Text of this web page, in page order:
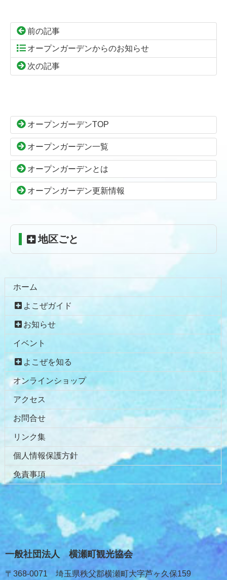
前の記事
オープンガーデンからのお知らせ
次の記事
ン
本
文
先
へ
る
の
頭
へ
る
オープンガーデンTOP
オープンガーデン一覧
オープンガーデンとは
オープンガーデン更新情報
地区ごと
ホーム
よこぜガイド
お知らせ
イベント
よこぜを知る
オンラインショップ
アクセス
お問合せ
リンク集
個人情報保護方針
免責事項
一般社団法人 横瀬町観光協会
〒368-0071 埼玉県秩父郡横瀬町大字芦ヶ久保159